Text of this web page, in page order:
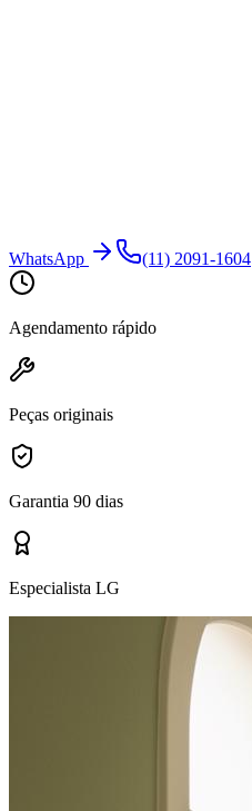
WhatsApp (11) 2091-1604
Agendamento rápido
Peças originais
Garantia 90 dias
Especialista LG